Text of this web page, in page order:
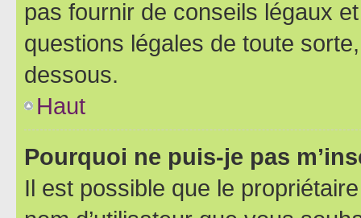
pas fournir de conseils légaux
questions légales de toute
dessous.
Haut
Pourquoi ne puis-je pas
Il est possible que le